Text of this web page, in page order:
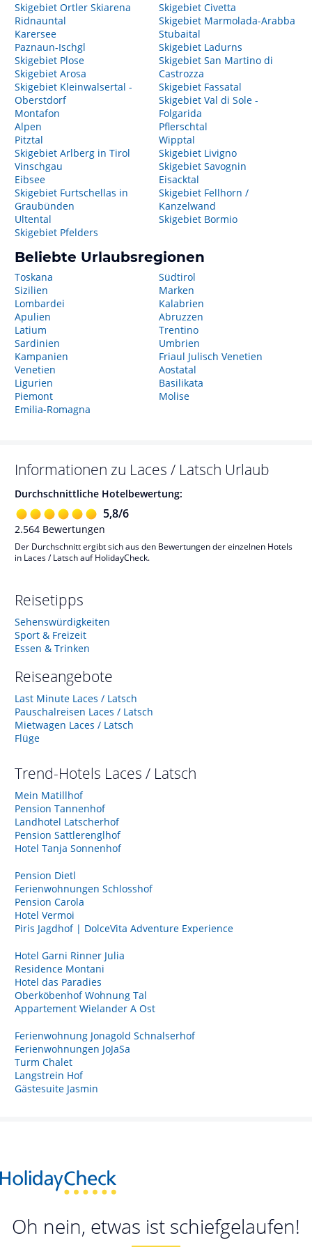
Skigebiet Ortler Skiarena
Ridnauntal
Karersee
Paznaun-Ischgl
Skigebiet Plose
Skigebiet Arosa
Skigebiet Kleinwalsertal -
Oberstdorf
Montafon
Alpen
Pitztal
Skigebiet Arlberg in Tirol
Vinschgau
Eibsee
Skigebiet Furtschellas in
Graubünden
Ultental
Skigebiet Pfelders
Skigebiet Civetta
Skigebiet Marmolada-Arabba
Stubaital
Skigebiet Ladurns
Skigebiet San Martino di
Castrozza
Skigebiet Fassatal
Skigebiet Val di Sole -
Folgarida
Pflerschtal
Wipptal
Skigebiet Livigno
Skigebiet Savognin
Eisacktal
Skigebiet Fellhorn /
Kanzelwand
Skigebiet Bormio
Beliebte Urlaubsregionen
Toskana
Sizilien
Lombardei
Apulien
Latium
Sardinien
Kampanien
Venetien
Ligurien
Piemont
Emilia-Romagna
Südtirol
Marken
Kalabrien
Abruzzen
Trentino
Umbrien
Friaul Julisch Venetien
Aostatal
Basilikata
Molise
Informationen zu Laces / Latsch Urlaub
Durchschnittliche Hotelbewertung:
5,8/6
2.564 Bewertungen
Der Durchschnitt ergibt sich aus den Bewertungen der einzelnen Hotels
in Laces / Latsch auf HolidayCheck.
Reisetipps
Sehenswürdigkeiten
Sport & Freizeit
Essen & Trinken
Reiseangebote
Last Minute Laces / Latsch
Pauschalreisen Laces / Latsch
Mietwagen Laces / Latsch
Flüge
Trend-Hotels Laces / Latsch
Mein Matillhof
Pension Tannenhof
Landhotel Latscherhof
Pension Sattlerenglhof
Hotel Tanja Sonnenhof
Pension Dietl
Ferienwohnungen Schlosshof
Pension Carola
Hotel Vermoi
Piris Jagdhof | DolceVita Adventure Experience
Hotel Garni Rinner Julia
Residence Montani
Hotel das Paradies
Oberköbenhof Wohnung Tal
Appartement Wielander A Ost
Ferienwohnung Jonagold Schnalserhof
Ferienwohnungen JoJaSa
Turm Chalet
Langstrein Hof
Gästesuite Jasmin
Oh nein, etwas ist schiefgelaufen!